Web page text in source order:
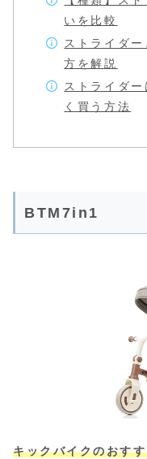
いを比較
ストライダ
方を解説
ストライダ
く買う方法
BTM7in1
キックバイクのおす